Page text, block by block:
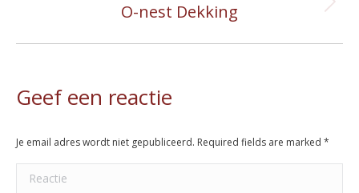
Next
O-nest Dekking
Geef een reactie
Je email adres wordt niet gepubliceerd. Required fields are marked *
Reactie